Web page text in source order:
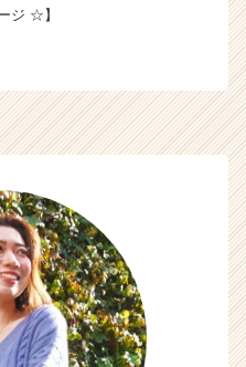
ジ ☆】